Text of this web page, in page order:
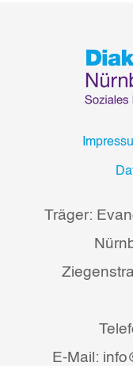
Träger:
E-Mail: